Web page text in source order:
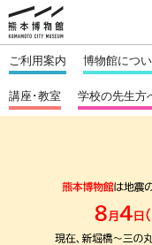
ご利用案内 博物館につ
講座･教室 学校の先生方